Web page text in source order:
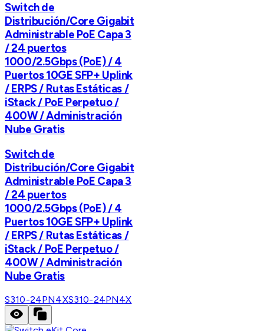
Switch de
Distribución/Core Gigabit
Administrable PoE Capa 3
/ 24 puertos
1000/2.5Gbps (PoE) / 4
Puertos 10GE SFP+ Uplink
/ ERPS / Rutas Estáticas /
iStack / PoE Perpetuo /
400W / Administración
Nube Gratis
Switch de
Distribución/Core Gigabit
Administrable PoE Capa 3
/ 24 puertos
1000/2.5Gbps (PoE) / 4
Puertos 10GE SFP+ Uplink
/ ERPS / Rutas Estáticas /
iStack / PoE Perpetuo /
400W / Administración
Nube Gratis
S310-24PN4XS310-24PN4X